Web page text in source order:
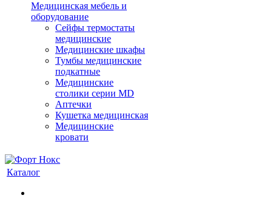
Медицинская мебель и
оборудование
Сейфы термостаты
медицинские
Медицинские шкафы
Тумбы медицинские
подкатные
Медицинские
столики серии MD
Аптечки
Кушетка медицинская
Медицинские
кровати
Каталог